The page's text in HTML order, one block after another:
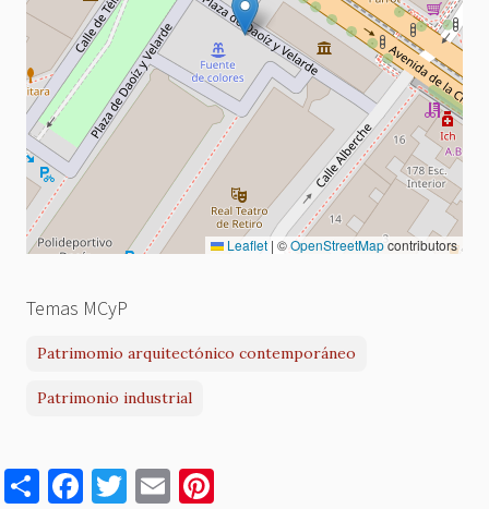
Leaflet | ©OpenStreetMapcontributors
Temas MCyP
Patrimomio arquitectónico contemporáneo
Patrimonio industrial
S F T E